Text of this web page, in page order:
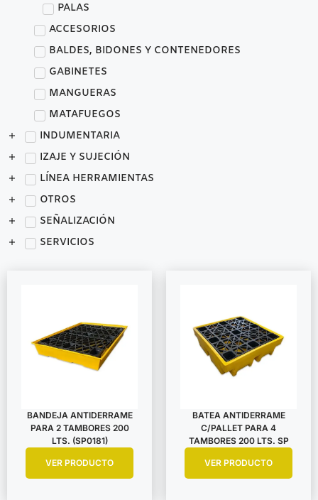
PALAS
ACCESORIOS
BALDES, BIDONES Y CONTENEDORES
GABINETES
MANGUERAS
MATAFUEGOS
INDUMENTARIA
IZAJE Y SUJECIÓN
LÍNEA HERRAMIENTAS
OTROS
SEÑALIZACIÓN
SERVICIOS
BANDEJA ANTIDERRAME
PARA 2 TAMBORES 200
LTS. (SP0181)
VER PRODUCTO
BATEA ANTIDERRAME
C/PALLET PARA 4
TAMBORES 200 LTS. SP
VER PRODUCTO